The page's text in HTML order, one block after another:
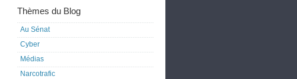
Thèmes du Blog
Au Sénat
Cyber
Médias
Narcotrafic